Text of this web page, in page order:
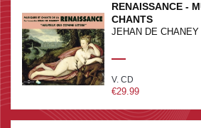
RENAISSANCE -
CHANTS
JEHAN DE CHANEY
V. CD
€29.99